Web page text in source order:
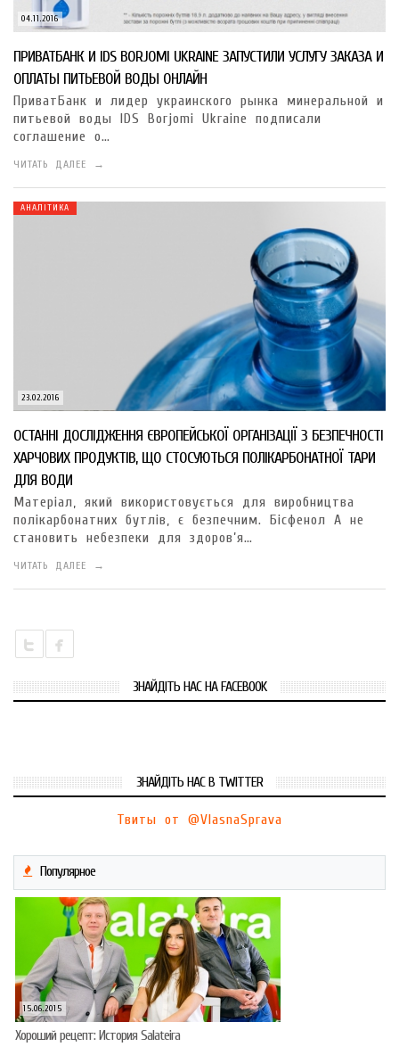
04.11.2016
ПРИВАТБАНК И IDS BORJOMI UKRAINE ЗАПУСТИЛИ УСЛУГУ ЗАКАЗА И
ОПЛАТЫ ПИТЬЕВОЙ ВОДЫ ОНЛАЙН
ПриватБанк и лидер украинского рынка минеральной и
питьевой воды IDS Borjomi Ukraine подписали
соглашение о…
ЧИТАТЬ ДАЛЕЕ →
23.02.2016
АНАЛІТИКА
ОСТАННІ ДОСЛІДЖЕННЯ ЄВРОПЕЙСЬКОЇ ОРГАНІЗАЦІЇ З БЕЗПЕЧНОСТІ
ХАРЧОВИХ ПРОДУКТІВ, ЩО СТОСУЮТЬСЯ ПОЛІКАРБОНАТНОЇ ТАРИ
ДЛЯ ВОДИ
Матеріал, який використовується для виробництва
полікарбонатних бутлів, є безпечним. Бісфенол А не
становить небезпеки для здоров’я…
ЧИТАТЬ ДАЛЕЕ →
ЗНАЙДІТЬ НАС НА FACEBOOK
ЗНАЙДІТЬ НАС В TWITTER
Твиты от @VlasnaSprava
Популярное
15.06.2015
Хороший рецепт: История Salateira